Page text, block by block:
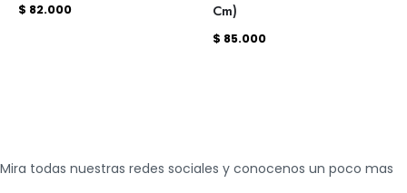
$ 82.000
Cm)
$ 85.000
Mira todas nuestras redes sociales y conocenos un poco mas